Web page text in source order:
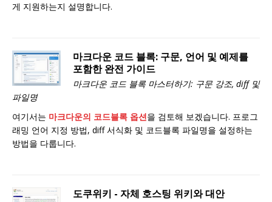
게 지원하는지 설명합니다.
마크다운 코드 블록: 구문, 언어 및 예제를
포함한 완전 가이드
마크다운 코드 블록 마스터하기: 구문 강조, diff 및
파일명
여기서는 마크다운의 코드블록 옵션을 검토해 보겠습니다. 프로그
래밍 언어 지정 방법, diff 서식화 및 코드블록 파일명을 설정하는
방법을 다룹니다.
도쿠위키 - 자체 호스팅 위키와 대안